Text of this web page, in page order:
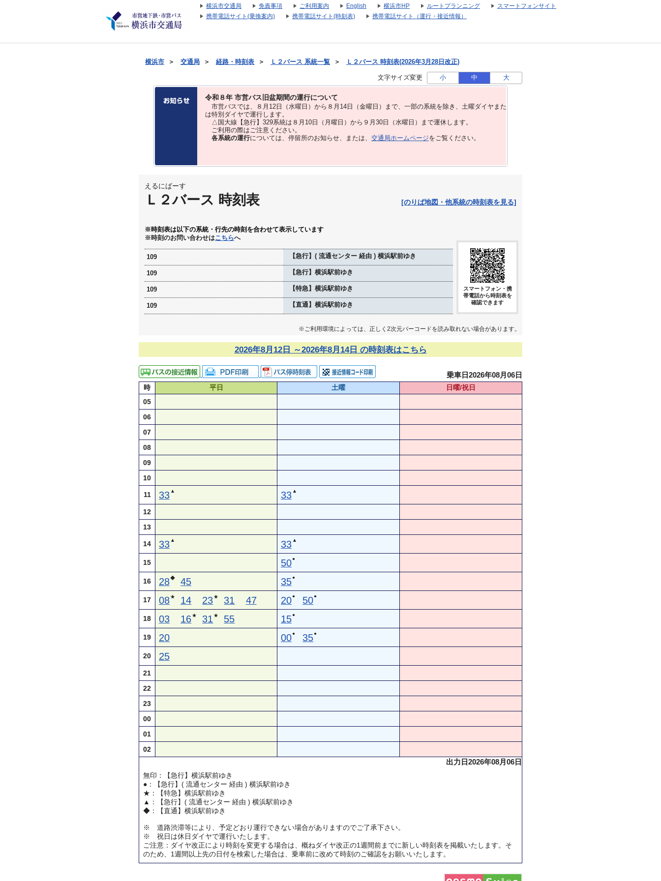
横浜市交通局 免責事項 ご利用案内 English 横浜市HP ルートプランニング
スマートフォンサイト
携帯電話サイト(乗換案内)
携帯電話サイト(時刻表) 携帯電話サイト（運行・接近情報）
横浜市 ＞ 交通局 ＞ 経路・時刻表 ＞ Ｌ２バース 系統一覧 ＞ Ｌ２バース 時刻表(2026年3月28日改正)
文字サイズ変更 小 中 大
令和８年 市営バス旧盆期間の運行について
市営バスでは、８⽉12⽇（水曜日）から８⽉14⽇（金曜日）まで、⼀部の系統を除き、⼟曜ダイヤまた
は特別ダイヤで運⾏します。
△国大線【急行】329系統は８月10日（月曜日）から９月30日（水曜日）まで運休します。
ご利用の際はご注意ください。
各系統の運行については、停留所のお知らせ、または、 交通局ホームページをご覧ください。
えるにばーす
Ｌ２バース 時刻表 [のりば地図・他系統の時刻表を見る]
※時刻表は以下の系統・行先の時刻を合わせて表示しています
※時刻のお問い合わせはこちらへ
109 【急行】( 流通センター 経由 ) 横浜駅前ゆき
109 【急行】横浜駅前ゆき
109 【特急】横浜駅前ゆき
109 【直通】横浜駅前ゆき
スマートフォン・携
帯電話から時刻表を
確認できます
※ご利用環境によっては、正しく2次元バーコードを読み取れない場合があります。
2026年8月12日 ～2026年8月14日 の時刻表はこちら
乗車日2026年08月06日
時 平日 土曜
日曜/祝日
05
06
07
08
09
10
11 33 ▲ 33 ▲
12
13
14 33 ▲ 33 ▲
15 50●
16 28◆ 45 35●
17 08★ 14 23★ 31 47 20● 50●
18 03 16★ 31 ★ 55 15●
19 20 00● 35●
20 25
21
22
23
00
01
02
出力日2026年08月06日
無印：【急行】横浜駅前ゆき
●：【急行】( 流通センター 経由 ) 横浜駅前ゆき
★：【特急】横浜駅前ゆき
▲：【急行】( 流通センター 経由 ) 横浜駅前ゆき
◆：【直通】横浜駅前ゆき
※ 道路渋滞等により、予定どおり運行できない場合がありますのでご了承下さい。
※ 祝日は休日ダイヤで運行いたします。
ご注意：ダイヤ改正により時刻を変更する場合は、概ねダイヤ改正の1週間前までに新しい時刻表を掲載いたします。そ
のため、1週間以上先の日付を検索した場合は、乗車前に改めて時刻のご確認をお願いいたします。